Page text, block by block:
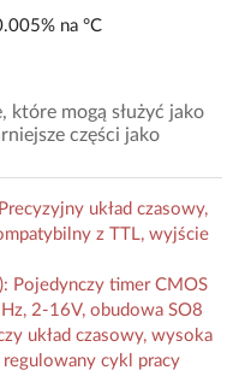
na °C
które mogą służyć jako
części jako
układ czasowy,
z TTL, wyjście
Pojedynczy timer CMOS
2-16V, obudowa SO8
układ czasowy, wysoka
cykl pracy